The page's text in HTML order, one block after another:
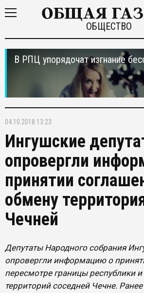
ОБЩЕСТВО
В РПЦ упорядочат изгнание
04.10.2018 13:23
Ингушские
опровергли
принятии
обмену
Чечней
Депутаты Народного собрания
опровергли информацию о
пересмотре границы республики и
территорий соседней Чечне.